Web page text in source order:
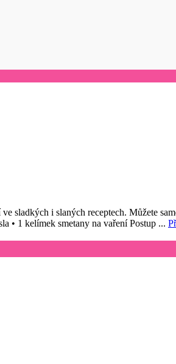
sladkých i slaných receptech. Můžete
• 1 kelímek smetany na vaření Postup ...